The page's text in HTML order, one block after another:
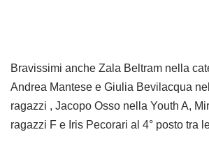
Bravissimi anche Zala Beltram nella
Andrea Mantese e Giulia Bevilacqua
ragazzi , Jacopo Osso nella Youth A,
ragazzi F e Iris Pecorari al 4° posto tra